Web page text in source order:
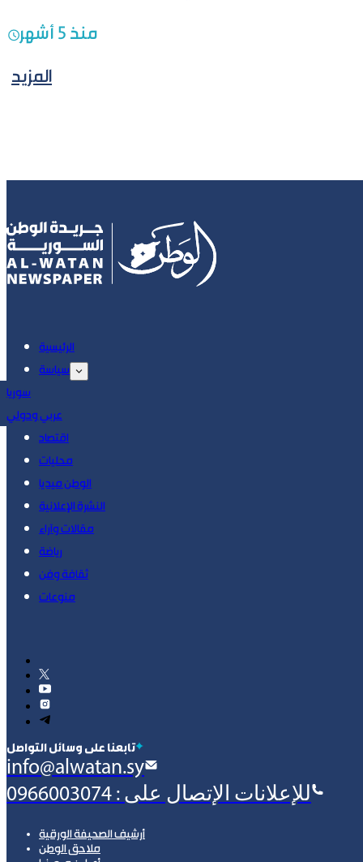
منذ 5 أشهر
المزيد
الرئيسية
سياسة
سوريا
عربي ودولي
اقتصاد
محليات
الوطن ميديا
النشرة الإعلانية
مقالات وآراء
رياضة
ثقافة وفن
منوعات
‫تابعنا على وسائل التواصل
info@alwatan.sy
للإعلانات الإتصال على : 0966003074
أرشيف الصحيفة الورقية
ملاحق الوطن